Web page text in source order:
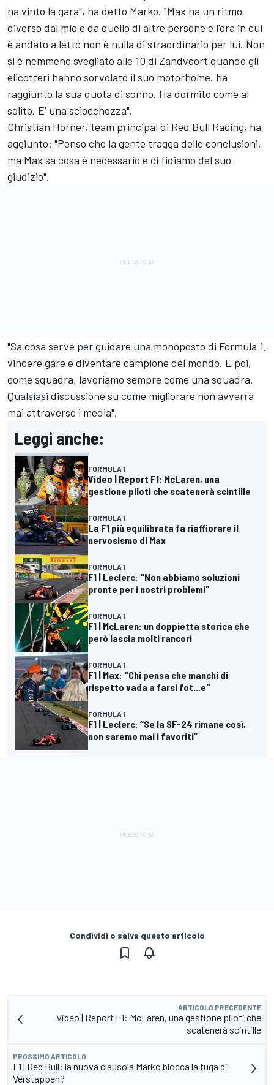
ha vinto la gara", ha detto Marko. "Max ha un ritmo
diverso dal mio e da quello di altre persone e l'ora in cui
è andato a letto non è nulla di straordinario per lui. Non
si è nemmeno svegliato alle 10 di Zandvoort quando gli
elicotteri hanno sorvolato il suo motorhome. ha
raggiunto la sua quota di sonno. Ha dormito come al
solito. E' una sciocchezza".
Christian Horner, team principal di Red Bull Racing, ha
aggiunto: "Penso che la gente tragga delle conclusioni,
ma Max sa cosa è necessario e ci fidiamo del suo
giudizio".
"Sa cosa serve per guidare una monoposto di Formula 1,
vincere gare e diventare campione del mondo. E poi,
come squadra, lavoriamo sempre come una squadra.
Qualsiasi discussione su come migliorare non avverrà
mai attraverso i media".
Leggi anche:
FORMULA 1
Video | Report F1: McLaren, una
gestione piloti che scatenerà scintille
FORMULA 1
La F1 più equilibrata fa riaffiorare il
nervosismo di Max
FORMULA 1
F1 | Leclerc: "Non abbiamo soluzioni
pronte per i nostri problemi"
FORMULA 1
F1 | McLaren: un doppietta storica che
però lascia molti rancori
FORMULA 1
F1 | Max: "Chi pensa che manchi di
rispetto vada a farsi fot...e"
FORMULA 1
F1 | Leclerc: “Se la SF-24 rimane così,
non saremo mai i favoriti”
Condividi o salva questo articolo
ARTICOLO PRECEDENTE
Video | Report F1: McLaren, una gestione piloti che
scatenerà scintille
PROSSIMO ARTICOLO
F1 | Red Bull: la nuova clausola Marko blocca la fuga di
Verstappen?